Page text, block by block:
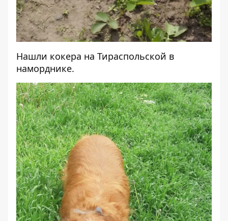
Нашли кокера на Тираспольской в
наморднике.